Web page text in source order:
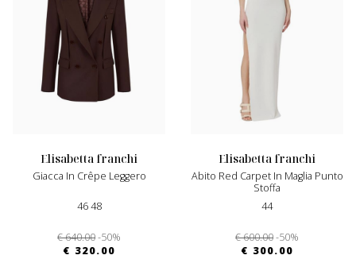
elisabetta franchi
Giacca In Crêpe Leggero
46 48
€ 640.00-50%
€ 320.00
elisabetta franchi
Abito Red Carpet In Maglia Punto
Stoffa
44
€ 600.00-50%
€ 300.00